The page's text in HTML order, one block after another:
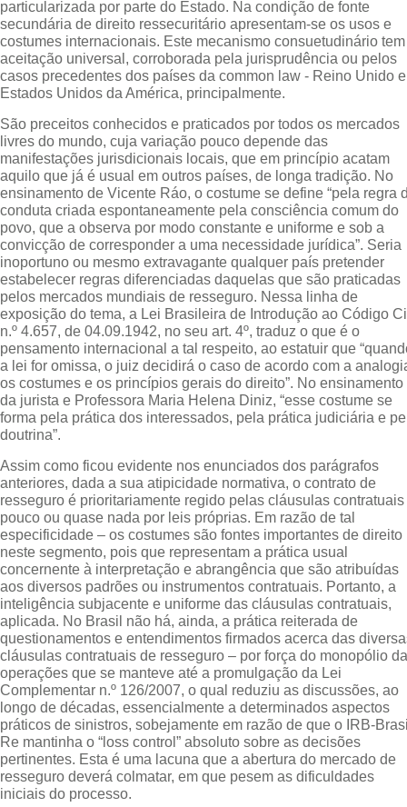
particularizada por parte do Estado. Na condição de fonte
secundária de direito ressecuritário apresentam-se os usos e
costumes internacionais. Este mecanismo consuetudinário tem
aceitação universal, corroborada pela jurisprudência ou pelos
casos precedentes dos países da common law - Reino Unido e
Estados Unidos da América, principalmente.
São preceitos conhecidos e praticados por todos os mercados
livres do mundo, cuja variação pouco depende das
manifestações jurisdicionais locais, que em princípio acatam
aquilo que já é usual em outros países, de longa tradição. No
ensinamento de Vicente Ráo, o costume se define “pela regra
conduta criada espontaneamente pela consciência comum do
povo, que a observa por modo constante e uniforme e sob a
convicção de corresponder a uma necessidade jurídica”. Seria
inoportuno ou mesmo extravagante qualquer país pretender
estabelecer regras diferenciadas daquelas que são praticadas
pelos mercados mundiais de resseguro. Nessa linha de
exposição do tema, a Lei Brasileira de Introdução ao Código
n.º 4.657, de 04.09.1942, no seu art. 4º, traduz o que é o
pensamento internacional a tal respeito, ao estatuir que
a lei for omissa, o juiz decidirá o caso de acordo com a
os costumes e os princípios gerais do direito”. No ensinamento
da jurista e Professora Maria Helena Diniz, “esse costume se
forma pela prática dos interessados, pela prática judiciária e
doutrina”.
Assim como ficou evidente nos enunciados dos parágrafos
anteriores, dada a sua atipicidade normativa, o contrato de
resseguro é prioritariamente regido pelas cláusulas contratuais
pouco ou quase nada por leis próprias. Em razão de tal
especificidade – os costumes são fontes importantes de direito
neste segmento, pois que representam a prática usual
concernente à interpretação e abrangência que são atribuídas
aos diversos padrões ou instrumentos contratuais. Portanto, a
inteligência subjacente e uniforme das cláusulas contratuais,
aplicada. No Brasil não há, ainda, a prática reiterada de
questionamentos e entendimentos firmados acerca das
cláusulas contratuais de resseguro – por força do monopólio
operações que se manteve até a promulgação da Lei
Complementar n.º 126/2007, o qual reduziu as discussões, ao
longo de décadas, essencialmente a determinados aspectos
práticos de sinistros, sobejamente em razão de que o IRB-
Re mantinha o “loss control” absoluto sobre as decisões
pertinentes. Esta é uma lacuna que a abertura do mercado de
resseguro deverá colmatar, em que pesem as dificuldades
iniciais do processo.